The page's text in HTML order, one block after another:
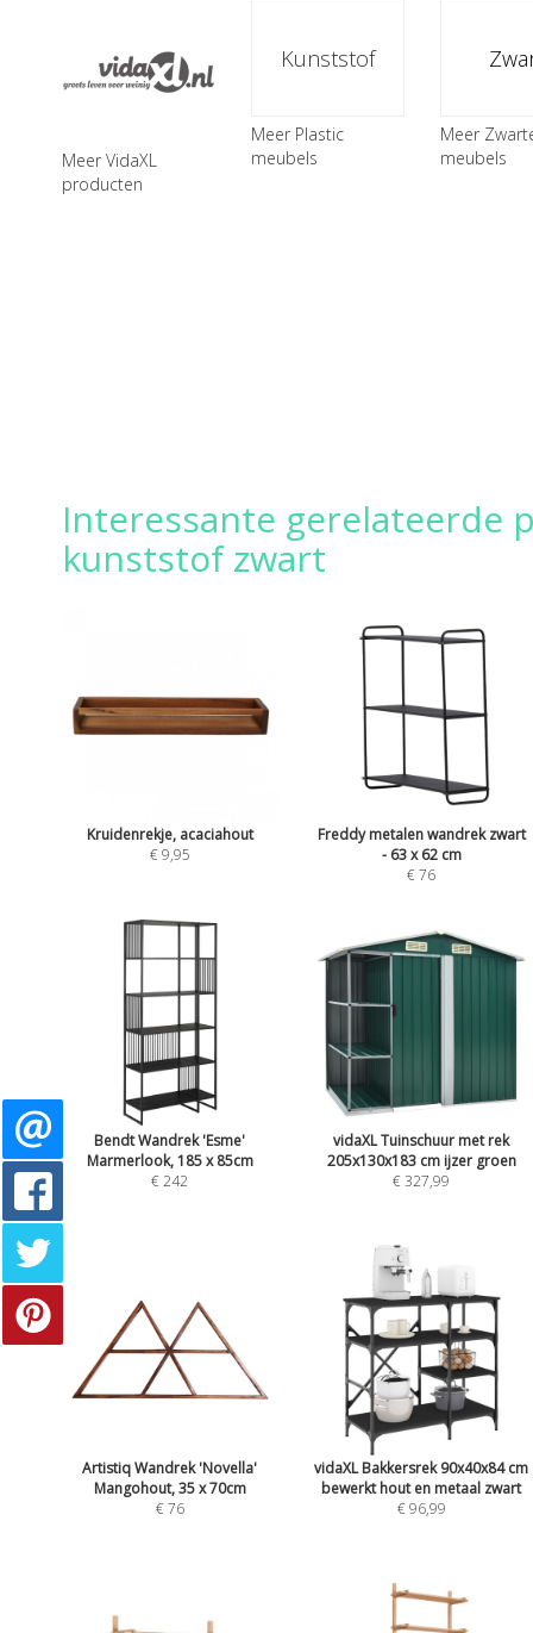
Meer VidaXL
producten
Kunststof
Meer Plastic
meubels
Meer
meubels
Interessante gerelateerde
kunststof zwart
Kruidenrekje, acaciahout
€ 9,95
Freddy metalen wandrek zwart
- 63 x 62 cm
€ 76
Bendt Wandrek 'Esme'
Marmerlook, 185 x 85cm
€ 242
vidaXL Tuinschuur met rek
205x130x183 cm ijzer groen
€ 327,99
Artistiq Wandrek 'Novella'
Mangohout, 35 x 70cm
€ 76
vidaXL Bakkersrek 90x40x84 cm
bewerkt hout en metaal zwart
€ 96,99